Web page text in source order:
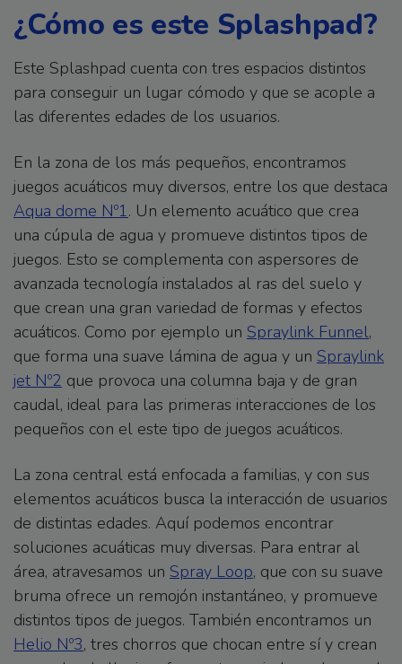
¿Cómo es este Splashpad?
Este Splashpad cuenta con tres espacios distintos
para conseguir un lugar cómodo y que se acople a
las diferentes edades de los usuarios.
En la zona de los más pequeños, encontramos
juegos acuáticos muy diversos, entre los que destaca
Aqua dome Nº1. Un elemento acuático que crea
una cúpula de agua y promueve distintos tipos de
juegos. Esto se complementa con aspersores de
avanzada tecnología instalados al ras del suelo y
que crean una gran variedad de formas y efectos
acuáticos. Como por ejemplo un Spraylink Funnel,
que forma una suave lámina de agua y un Spraylink
jet Nº2 que provoca una columna baja y de gran
caudal, ideal para las primeras interacciones de los
pequeños con el este tipo de juegos acuáticos.
La zona central está enfocada a familias, y con sus
elementos acuáticos busca la interacción de usuarios
de distintas edades. Aquí podemos encontrar
soluciones acuáticas muy diversas. Para entrar al
área, atravesamos un Spray Loop, que con su suave
bruma ofrece un remojón instantáneo, y promueve
distintos tipos de juegos. También encontramos un
Helio Nº3, tres chorros que chocan entre sí y crean